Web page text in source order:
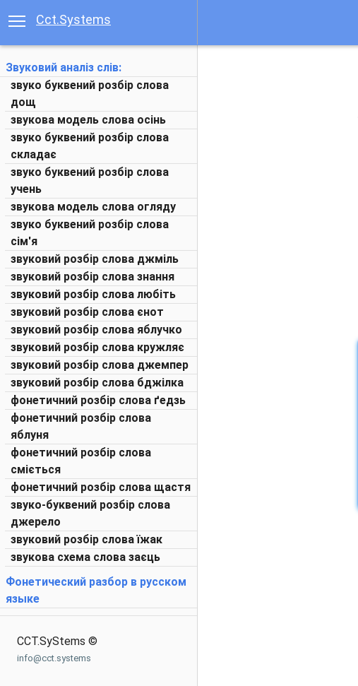
Cct.Systems
Звуковий аналіз слів:
звуко буквений розбір слова
дощ
звукова модель слова осінь
звуко буквений розбір слова
складає
звуко буквений розбір слова
учень
звукова модель слова огляду
звуко буквений розбір слова
сім'я
звуковий розбір слова джміль
звуковий розбір слова знання
звуковий розбір слова любіть
звуковий розбір слова єнот
звуковий розбір слова яблучко
звуковий розбір слова кружляє
звуковий розбір слова джемпер
звуковий розбір слова бджілка
фонетичний розбір слова ґедзь
фонетичний розбір слова
яблуня
фонетичний розбір слова
сміється
фонетичний розбір слова щастя
звуко-буквений розбір слова
джерело
звуковий розбір слова їжак
звукова схема слова заєць
Фонетический разбор в русском
языке
CCT.SyStems ©
info@cct.systems